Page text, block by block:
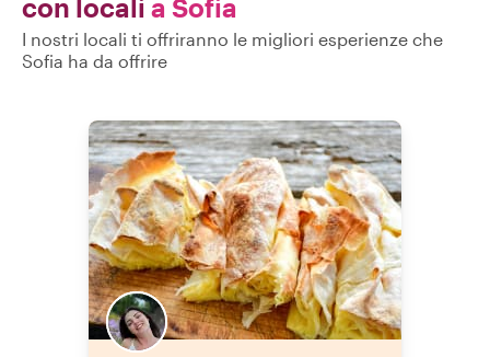
con locali a Sofia
I nostri locali ti offriranno le migliori esperienze che
Sofia ha da offrire